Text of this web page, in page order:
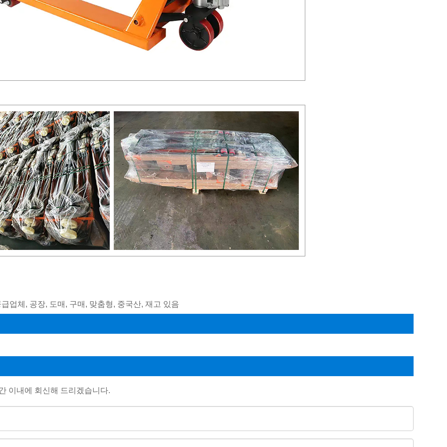
업체, 공장, 도매, 구매, 맞춤형, 중국산, 재고 있음
이내에 회신해 드리겠습니다.